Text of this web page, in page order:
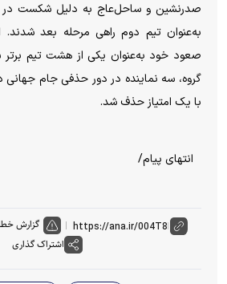
صعود خود به‌عنوان یکی از هشت تیم
گروه، سه نماینده در دور حذفی جام جهانی
با یک امتیاز حذف شد.
انتهای پیام/
گزارش
اشتراک گذاری